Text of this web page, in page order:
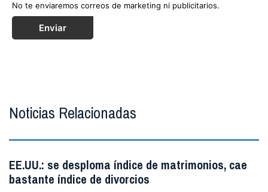
No te enviaremos correos de marketing ni publicitarios.
Enviar
Noticias Relacionadas
EE.UU.: se desploma índice de matrimonios, cae
bastante índice de divorcios